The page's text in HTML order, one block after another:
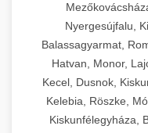
Nyergesújfalu,
Balassagyarmat,
Hatvan, Monor,
Kecel, Dusnok,
Kelebia, Röszke,
Kiskunfélegyháza,